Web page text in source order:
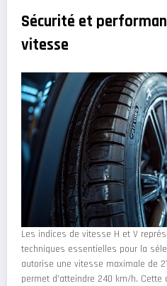
Sécurité et
vitesse
Les indices de vitesse H et V
techniques essentielles pour la
autorise une vitesse maximale de
permet d’atteindre 240 km/h.